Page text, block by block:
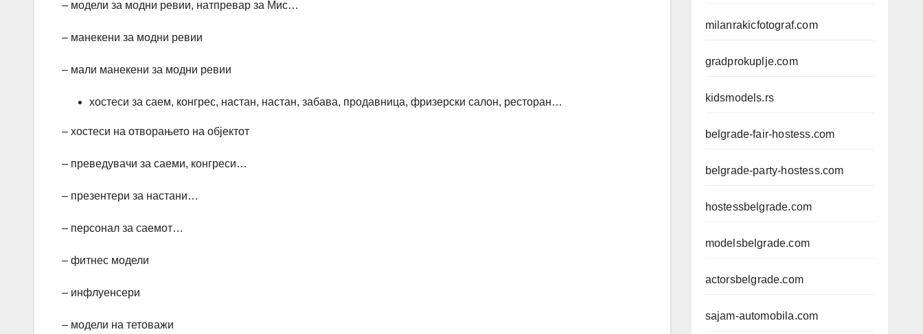
– модели за модни ревии, натпревар за Мис…
– манекени за модни ревии
– мали манекени за модни ревии
хостеси за саем, конгрес, настан, настан, забава, продавница, фризерски салон, ресторан…
– хостеси на отворањето на објектот
– преведувачи за саеми, конгреси…
– презентери за настани…
– персонал за саемот…
– фитнес модели
– инфлуенсери
– модели на тетоважи
milanrakicfotograf.com
gradprokuplje.com
kidsmodels.rs
belgrade-fair-hostess.com
belgrade-party-hostess.com
hostessbelgrade.com
modelsbelgrade.com
actorsbelgrade.com
sajam-automobila.com